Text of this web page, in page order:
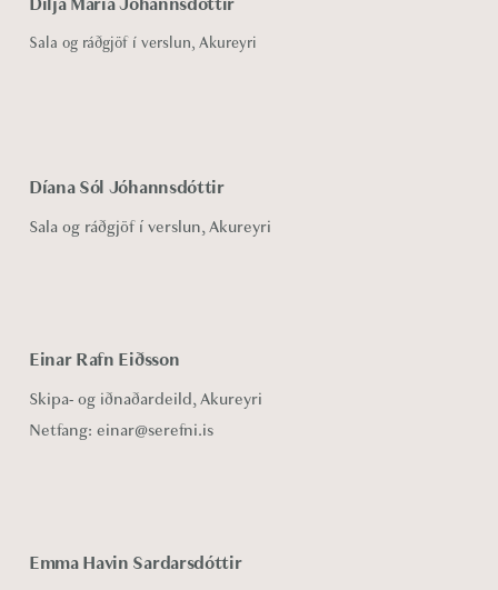
Sala og ráðgjöf í verslun, Akureyri
Díana Sól Jóhannsdóttir
Sala og ráðgjöf í verslun, Akureyri
Einar Rafn Eiðsson
Skipa- og iðnaðardeild, Akureyri
Netfang: einar@serefni.is
Emma Havin Sardarsdóttir